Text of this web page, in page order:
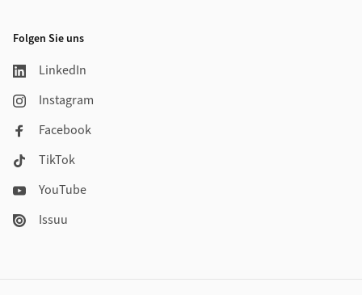
Folgen Sie uns
LinkedIn
Instagram
Facebook
TikTok
YouTube
Issuu